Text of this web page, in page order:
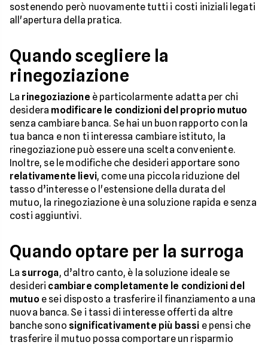
sostenendo però nuovamente tutti i costi iniziali legati
all'apertura della pratica.
Quando scegliere la
rinegoziazione
La rinegoziazione è particolarmente adatta per chi
desidera modificare le condizioni del proprio mutuo
senza cambiare banca. Se hai un buon rapporto con la
tua banca e non ti interessa cambiare istituto, la
rinegoziazione può essere una scelta conveniente.
Inoltre, se le modifiche che desideri apportare sono
relativamente lievi, come una piccola riduzione del
tasso d’interesse o l'estensione della durata del
mutuo, la rinegoziazione è una soluzione rapida e senza
costi aggiuntivi.
Quando optare per la surroga
La surroga, d’altro canto, è la soluzione ideale se
desideri cambiare completamente le condizioni del
mutuoe sei disposto a trasferire il finanziamento a una
nuova banca. Se i tassi di interesse offerti da altre
banche sono significativamente più bassi e pensi che
trasferire il mutuo possa comportare un risparmio